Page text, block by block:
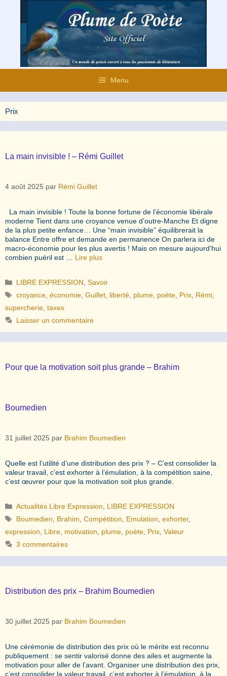
contenu
Menu
Prix
La main invisible ! – Rémi Guillet
4 août 2025 par Rémi Guillet
La main invisible ! Toute la bonne fortune de l’économie libérale
moderne Tient dans une croyance venue d’outre-Manche Et digne
de la plus petite enfance… Une “main invisible” équilibrerait la
balance Entre offre et demande en permanence On parlera ici de
macro-économie pour les plus avertis ! Mais on mesure aujourd’hui
combien puéril est … Lire plus
Catégories
LIBRE EXPRESSION ,Savoir
Étiquettes
croyance ,économie ,Guillet liberté plume poète Prix Rémi
supercherie taxes
Laisser un commentaire
Pour que la motivation soit plus grande – Brahim
Boumedien
31 juillet 2025 par Brahim Boumedien
Quelle est l’utilité d’une distribution des prix ? – C’est consolider la
valeur travail, c’est exhorter à l’émulation, à la compétition saine,
c’est œuvrer pour que la motivation soit plus grande.
Catégories
Actualités Libre Expression
LIBRE EXPRESSION
Étiquettes
Boumedien Brahim ,Compétition Emulation ,exhorter,
expression
Libre motivation plume poète Prix Valeur
3 commentaires
Distribution des prix – Brahim Boumedien
30 juillet 2025 par Brahim Boumedien
Une cérémonie de distribution des prix où le mérite est reconnu
publiquement : se sentir valorisé donne des ailes et augmente la
motivation pour aller de l’avant. Organiser une distribution des prix,
c’est consolider la valeur travail, c’est exhorter à l’émulation, à la